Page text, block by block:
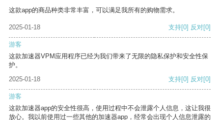
这款app的商品种类非常丰富，可以满足我所有的购物需求。
2025-01-18 支持[0] 反对[0]
游客
这款加速器VPM应用程序已经为我们带来了无限的隐私保护和安全性保
护。
2025-01-18
支持[0] 反对[0]
游客
这款加速器app的安全性很高，使用过程中不会泄露个人信息，这让我很
放心。我以前使用过一些其他的加速器app，经常会出现个人信息泄露的